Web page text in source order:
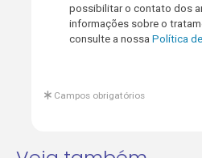
possibilitar o contato dos
informações sobre o
consulte a nossaPolítica
Campos obrigatórios